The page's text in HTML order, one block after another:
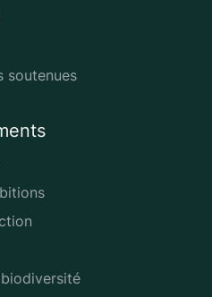
soutenues